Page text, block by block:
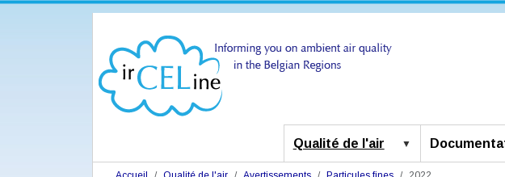
Qualité de l'air